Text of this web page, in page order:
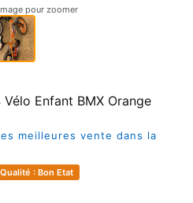
pour zoomer
Enfant BMX Orange
meilleures vente dans la
Qualité : Bon Etat